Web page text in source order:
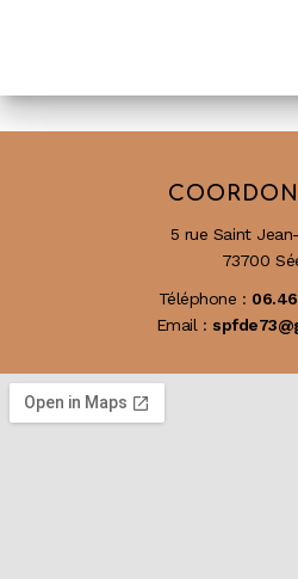
5 rue Saint
73700
Téléphone :
Email :